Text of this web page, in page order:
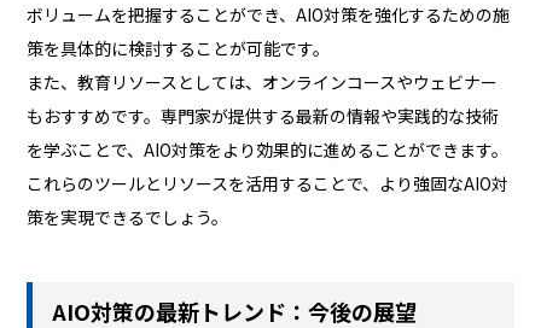
ボリュームを把握することができ、AIO対策を強化するための施
策を具体的に検討することが可能です。
また、教育リソースとしては、オンラインコースやウェビナー
もおすすめです。専門家が提供する最新の情報や実践的な技術
を学ぶことで、AIO対策をより効果的に進めることができます。
これらのツールとリソースを活用することで、より強固なAIO対
策を実現できるでしょう。
AIO対策の最新トレンド：今後の展望